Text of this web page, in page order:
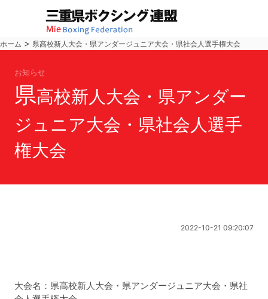
ホーム > 県高校新人大会・県アンダージュニア大会・県社会人選手権大会
お知らせ
県高校新人大会・県アンダー
ジュニア大会・県社会人選手
権大会
2022-10-21 09:20:07
大会名：県高校新人大会・県アンダージュニア大会・県社